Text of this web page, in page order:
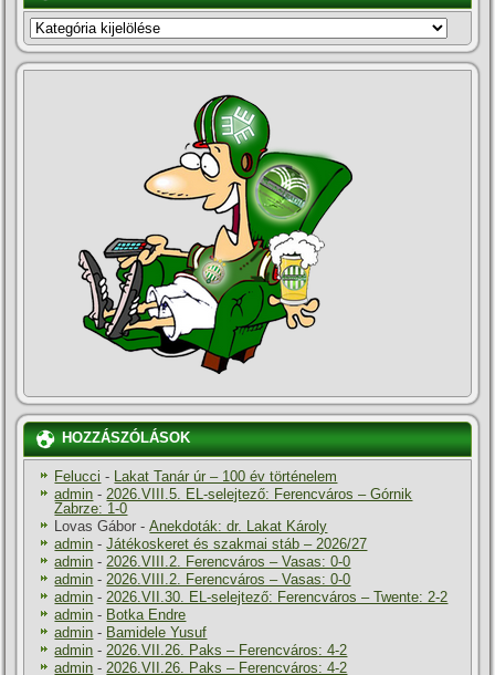
KATEGÓRIÁK
HOZZÁSZÓLÁSOK
Felucci - Lakat Tanár úr – 100 év történelem
admin -2026.VIII.5. EL-selejtező: Ferencváros – Górnik
Zabrze: 1-0
Lovas Gábor -Anekdoták: dr. Lakat Károly
admin -Játékoskeret és szakmai stáb – 2026/27
admin -2026.VIII.2. Ferencváros – Vasas: 0-0
admin -2026.VIII.2. Ferencváros – Vasas: 0-0
admin -2026.VII.30. EL-selejtező: Ferencváros – Twente: 2-2
admin - Botka Endre
admin - Bamidele Yusuf
admin -2026.VII.26. Paks – Ferencváros: 4-2
admin -2026.VII.26. Paks – Ferencváros: 4-2